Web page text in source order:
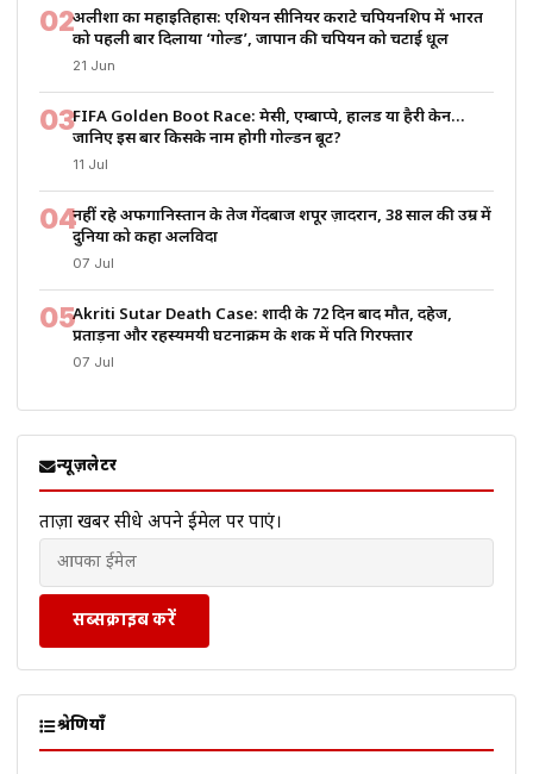
02अलीशा का महाइतिहास: एशियन सीनियर कराटे चैंपियनशिप में भारत
को पहली बार दिलाया ‘गोल्ड’, जापान की चैंपियन को चटाई धूल
21 Jun
03FIFA Golden Boot Race: मेसी, एम्बाप्पे, हालैंड या हैरी केन…
जानिए इस बार किसके नाम होगी गोल्डन बूट?
11 Jul
04नहीं रहे अफगानिस्तान के तेज गेंदबाज शपूर ज़ादरान, 38 साल की उम्र में
दुनिया को कहा अलविदा
07 Jul
05Akriti Sutar Death Case: शादी के 72 दिन बाद मौत, दहेज,
प्रताड़ना और रहस्यमयी घटनाक्रम के शक में पति गिरफ्तार
07 Jul
न्यूज़लेटर
ताज़ा खबरें सीधे अपने ईमेल पर पाएं।
सब्सक्राइब करें
श्रेणियाँ